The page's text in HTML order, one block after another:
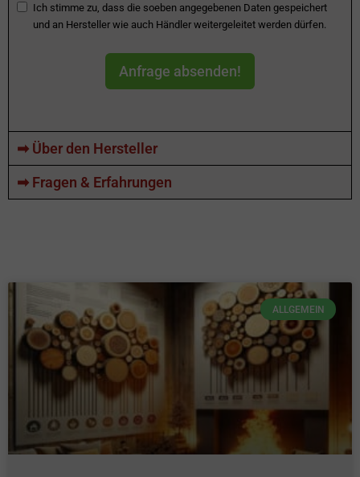
Ich stimme zu, dass die soeben angegebenen Daten gespeichert
und an Hersteller wie auch Händler weitergeleitet werden dürfen.
Anfrage absenden!
➡ Über den Hersteller
➡ Fragen & Erfahrungen
ALLGEMEIN